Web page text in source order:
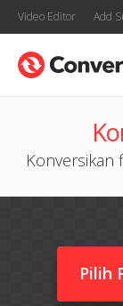
Video Editor Add
Konversikan
Pilih